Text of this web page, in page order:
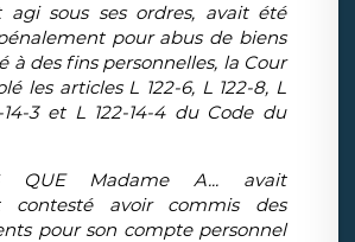
agi sous ses ordres, avait été
pour abus de biens
à des fins personnelles, la Cour
les articles L 122-6, L 122-8, L
14-3 et L 122-14-4 du Code du
QUE Madame A... avait
contesté avoir commis des
pour son compte personnel